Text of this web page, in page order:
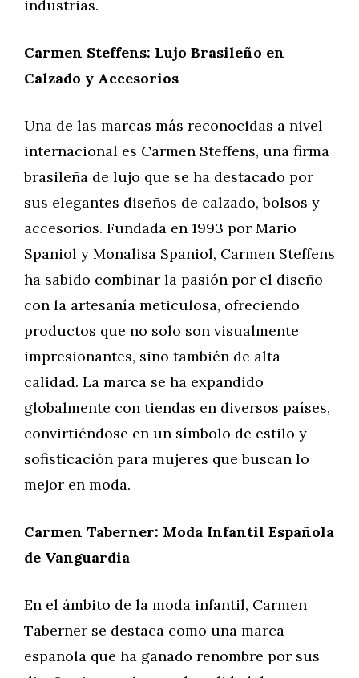
industrias.
Carmen Steffens: Lujo Brasileño en
Calzado y Accesorios
Una de las marcas más reconocidas a nivel
internacional es Carmen Steffens, una firma
brasileña de lujo que se ha destacado por
sus elegantes diseños de calzado, bolsos y
accesorios. Fundada en 1993 por Mario
Spaniol y Monalisa Spaniol, Carmen Steffens
ha sabido combinar la pasión por el diseño
con la artesanía meticulosa, ofreciendo
productos que no solo son visualmente
impresionantes, sino también de alta
calidad. La marca se ha expandido
globalmente con tiendas en diversos países,
convirtiéndose en un símbolo de estilo y
sofisticación para mujeres que buscan lo
mejor en moda.
Carmen Taberner: Moda Infantil Española
de Vanguardia
En el ámbito de la moda infantil, Carmen
Taberner se destaca como una marca
española que ha ganado renombre por sus